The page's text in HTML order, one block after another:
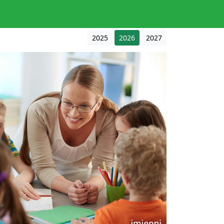
2025 2026 2027